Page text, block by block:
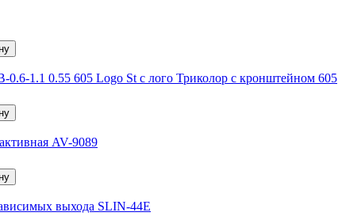
1.1 0.55 605 Logo St с лого Триколор с кронштейном 605
AV-9089
выхода SLIN-44E